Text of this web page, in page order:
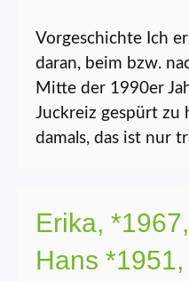
Vorgeschichte Ich
daran, beim bzw.
Mitte der 1990er
Juckreiz gespürt zu
damals, das ist nur
Erika,
Hans